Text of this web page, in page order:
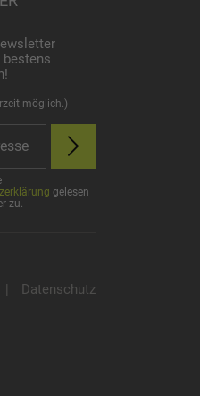
bestens
möglich.)
gelesen
zu.
| Datenschutz